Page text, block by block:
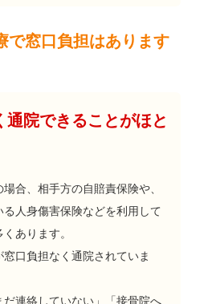
で窓口負担はあります
通院できることがほと
合、相手方の自賠責保険や、
る人身傷害保険などを利用して
あります。
口負担なく通院されていま
だ連絡していない」「接骨院へ